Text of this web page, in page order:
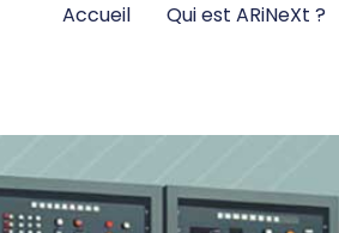
Accueil Qui est ARiNeXt ?